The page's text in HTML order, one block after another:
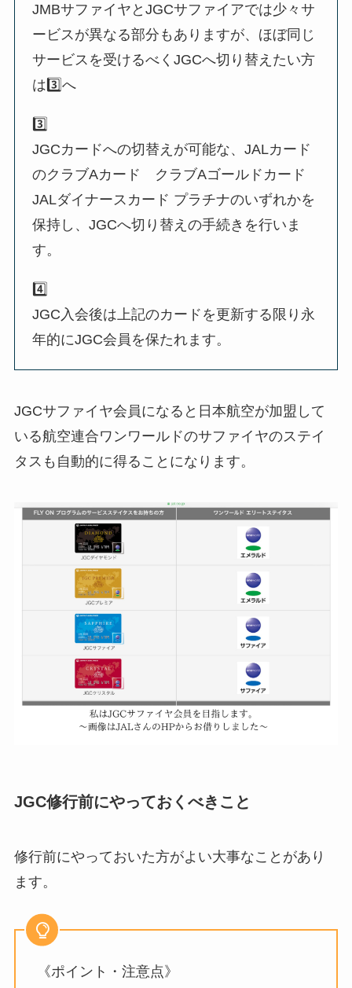
JMBサファイヤとJGCサファイアでは少々サ
ービスが異なる部分もありますが、ほぼ同じ
サービスを受けるべくJGCへ切り替えたい方
は3️⃣へ
3️⃣
JGCカードへの切替えが可能な、JALカード
のクラブAカード クラブAゴールドカード
JALダイナースカード プラチナのいずれかを
保持し、JGCへ切り替えの手続きを行いま
す。
4️⃣
JGC入会後は上記のカードを更新する限り永
年的にJGC会員を保たれます。
JGCサファイヤ会員になると日本航空が加盟して
いる航空連合ワンワールドのサファイヤのステイ
タスも自動的に得ることになります。
JGC修行前にやっておくべきこと
修行前にやっておいた方がよい大事なことがあり
ます。
《ポイント・注意点》